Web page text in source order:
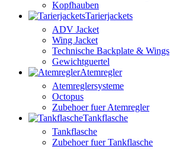
Kopfhauben
Tarierjackets
ADV Jacket
Wing Jacket
Technische Backplate & Wings
Gewichtguertel
Atemregler
Atemreglersysteme
Octopus
Zubehoer fuer Atemregler
Tankflasche
Tankflasche
Zubehoer fuer Tankflasche